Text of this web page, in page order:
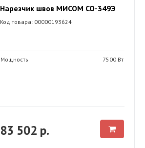
Нарезчик швов МИСОМ СО-349Э
Код товара: 00000193624
Мощность 7500 Вт
83 502 р.